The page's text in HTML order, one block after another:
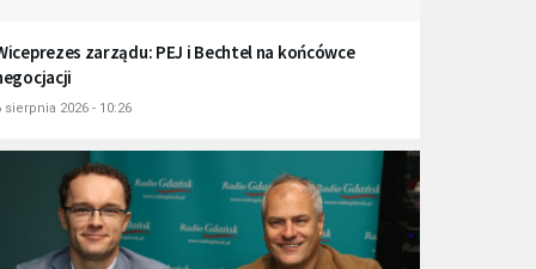
zarządu: PEJ i Bechtel na końcówce
sierpnia 2026 - 10:26